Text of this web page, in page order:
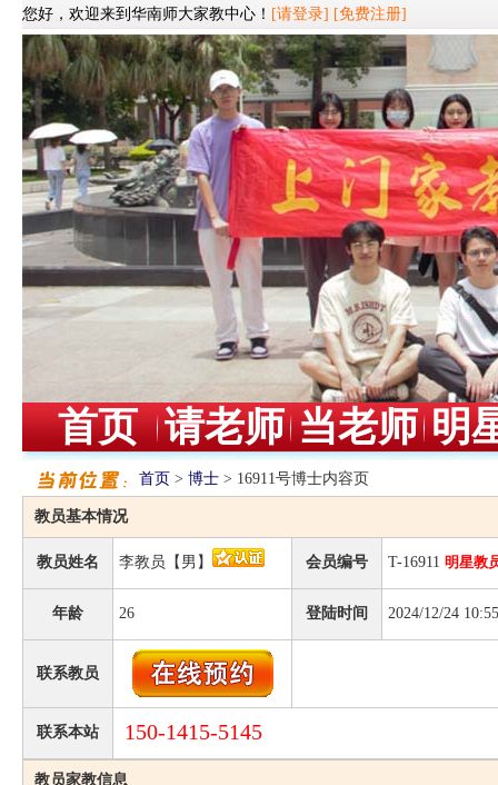
您好，欢迎来到华南师大家教中心！ [请登录] [免费注册]
首页 请老师 当老师 明
首页 > 博士 > 16911号博士内容页
教员基本情况
教员姓名 李教员【男】 会员编号 T-16911 明星教
年龄 26 登陆时间 2024/12/24
联系教员
联系本站 150-1415-5145
教员家教信息